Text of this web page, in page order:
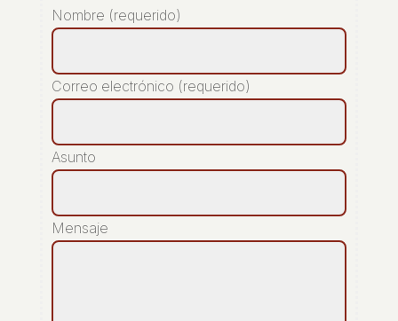
Nombre (requerido)
Correo electrónico (requerido)
Asunto
Mensaje